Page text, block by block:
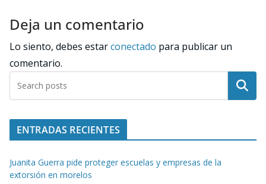
Deja un comentario
Lo siento, debes estarconectado para publicar un
comentario.
Buscar
ENTRADAS RECIENTES
Juanita Guerra pide proteger escuelas y empresas de la
extorsión en morelos